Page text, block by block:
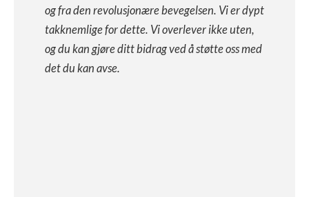
og fra den revolusjonære bevegelsen. Vi er dypt
takknemlige for dette. Vi overlever ikke uten,
og du kan gjøre ditt bidrag ved å støtte oss med
det du kan avse.